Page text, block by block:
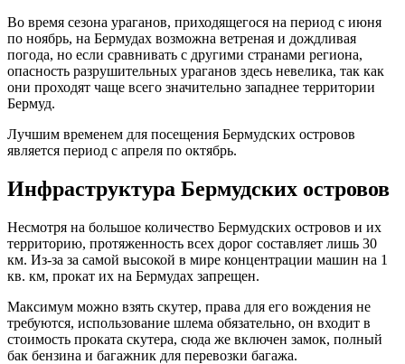
Во время сезона ураганов, приходящегося на период с июня
по ноябрь, на Бермудах возможна ветреная и дождливая
погода, но если сравнивать с другими странами региона,
опасность разрушительных ураганов здесь невелика, так как
они проходят чаще всего значительно западнее территории
Бермуд.
Лучшим временем для посещения Бермудских островов
является период с апреля по октябрь.
Инфраструктура Бермудских островов
Несмотря на большое количество Бермудских островов и их
территорию, протяженность всех дорог составляет лишь 30
км. Из-за за самой высокой в мире концентрации машин на 1
кв. км, прокат их на Бермудах запрещен.
Максимум можно взять скутер, права для его вождения не
требуются, использование шлема обязательно, он входит в
стоимость проката скутера, сюда же включен замок, полный
бак бензина и багажник для перевозки багажа.